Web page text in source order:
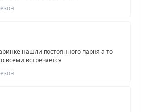
нашли постоянного парня а то
всеми встречается